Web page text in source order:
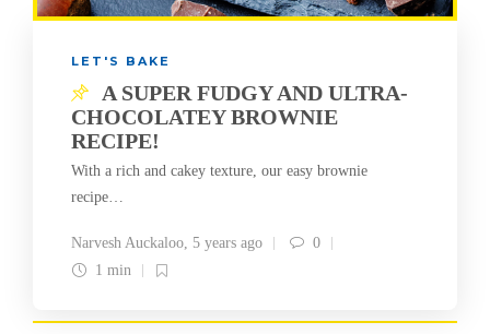
LET'S BAKE
A SUPER FUDGY AND ULTRA-
CHOCOLATEY BROWNIE
RECIPE!
With a rich and cakey texture, our easy brownie
recipe…
Narvesh Auckaloo, 5 years ago
0
1 min